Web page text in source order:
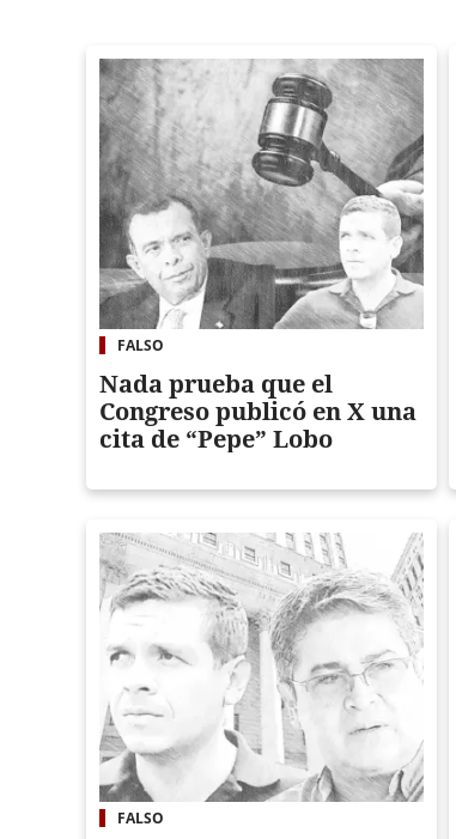
FALSO
Nada prueba que el
Congreso publicó en X una
cita de “Pepe” Lobo
FALSO